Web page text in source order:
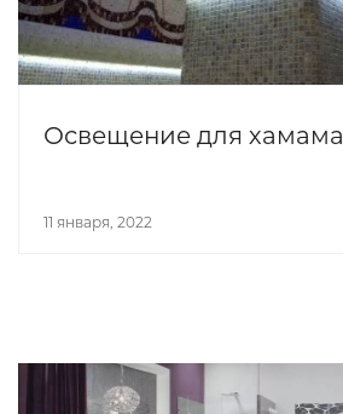
Освещение для хамама
11 января, 2022